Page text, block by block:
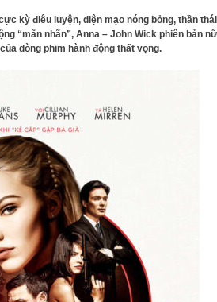
kỳ điêu luyện, diện mạo nóng bỏng, thần thái
“mãn nhãn”, Anna – John Wick phiên bản nữ
dòng phim hành động thất vọng.